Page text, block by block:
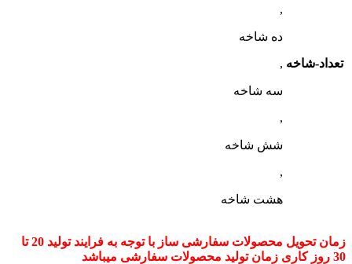
تعداد-شاخه
,
ده شاخه
,
سه شاخه
,
شش شاخه
,
هشت شاخه
زمان تحویل محصولات سفارشی ساز با توجه به فرایند تولید 20 تا
30 روز کاری زمان تولید محصولات سفارشی میباشد